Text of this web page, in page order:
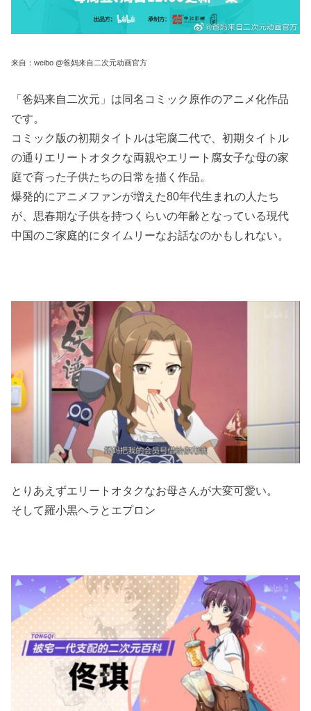
来自：weibo @爸妈来自二次元动画官方
「爸妈来自二次元」は同名コミック原作のアニメ化作品
です。
コミック版の初期タイトルは宅腐二代で、初期タイトル
の通りエリートオタクな両親やエリート腐女子な母の家
庭で育った子供たちの日常を描く作品。
爆発的にアニメファンが増えた80年代生まれの人たち
が、思春期な子供を持つくらいの年齢となっている現代
中国のご家庭的にタイムリーなお話なのかもしれない。
とりあえずエリートオタクなお母さんが大変可愛い。
そして羅小黒ヘラとエプロン